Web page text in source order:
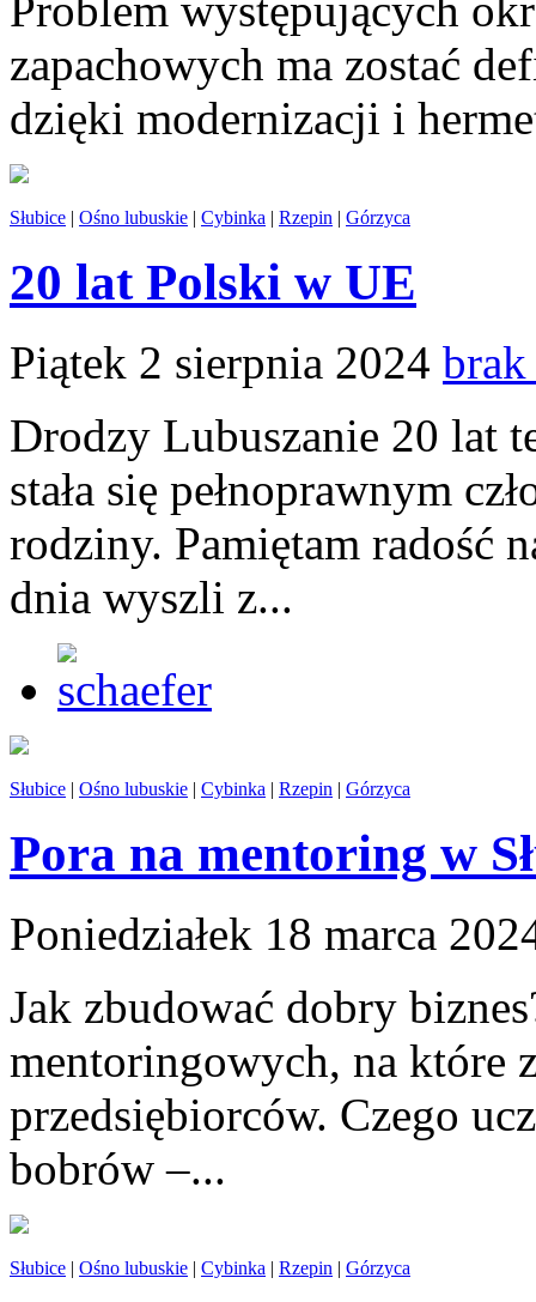
zapachowych ma zostać
dzięki modernizacji i
Słubice | Ośno lubuskie | Cybinka | Rzepin | Górzyca
20 lat Polski w UE
Piątek 2 sierpnia 2024
Drodzy Lubuszanie 20 lat
stała się pełnoprawnym
rodziny. Pamiętam radość
dnia wyszli z...
Słubice | Ośno lubuskie | Cybinka | Rzepin | Górzyca
Pora na mentoring w
Poniedziałek 18 marca
Jak zbudować dobry
mentoringowych, na które
przedsiębiorców. Czego
bobrów –...
Słubice | Ośno lubuskie | Cybinka | Rzepin | Górzyca